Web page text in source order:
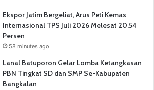
Ekspor Jatim Bergeliat, Arus Peti Kemas
Internasional TPS Juli 2026 Melesat 20,54
Persen
58 minutes ago
Lanal Batuporon Gelar Lomba Ketangkasan
PBN Tingkat SD dan SMP Se-Kabupaten
Bangkalan